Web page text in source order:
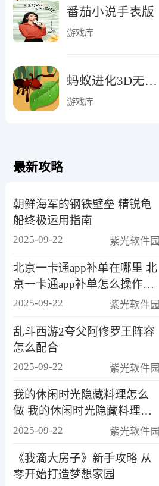
番茄小说手表版
游戏库
蚂蚁进化3D无广告正版
游戏库
最新攻略
朝鲜海军的钢铁壁垒 精锐龟
船终极运用指南
2025-09-22 紫光软件园
北京一卡通app补单在哪里 北
京一卡通app补单怎么操作方
法
2025-09-22 紫光软件园
乱斗西游2夸父阿修罗王阵容
怎么配合
2025-09-22 紫光软件园
我的休闲时光隐藏料理怎么
做 我的休闲时光隐藏料理菜
谱攻略
2025-09-22 紫光软件园
《我滴大房子》新手攻略 从
零开始打造梦想家园